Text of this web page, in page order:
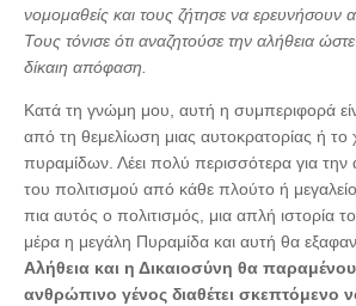
νομομαθείς και τους ζήτησε να ερευνήσουν
Τους τόνισε ότι αναζητούσε την αλήθεια
δίκαιη απόφαση.
Κατά τη γνώμη μου, αυτή η συμπεριφορά
από τη θεμελίωση μιας αυτοκρατορίας ή το
πυραμίδων. Λέει πολύ περισσότερα για
του πολιτισμού από κάθε πλούτο ή
πια αυτός ο πολιτισμός, μια απλή ιστορία
μέρα η μεγάλη Πυραμίδα και αυτή θα
Αλήθεια και η Δικαιοσύνη θα
ανθρώπινο γένος διαθέτει σκεπτόμενο